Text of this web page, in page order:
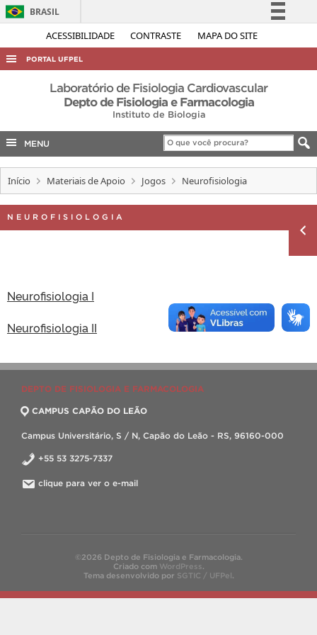
ACESSIBILIDADE CONTRASTE MAPA DO SITE
BRASIL
Simplifique!
Acesso à informação
Legislação
Canais
PORTAL UFPEL
ACESSO À INFORMAÇÃO
AUDITORIA
COBALTO
CONCURSOS
EDITAIS
INTERNACIONAL
Laboratório de Fisiologia Cardiovascular
Depto de Fisiologia e Farmacologia
Instituto de Biologia
MENU
Início Materiais de Apoio Jogos Neurofisiologia
NEUROFISIOLOGIA
Neurofisiologia I
Neurofisiologia II
DEPTO DE FISIOLOGIA E FARMACOLOGIA
CAMPUS CAPÃO DO LEÃO
Campus Universitário, S / N, Capão do Leão - RS, 96160-000
+55 53 3275-7337
clique para ver o e-mail
©2026 Depto de Fisiologia e Farmacologia.
Criado com WordPress.
Tema desenvolvido por SGTIC / UFPel.